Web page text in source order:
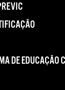
DE EDUCAÇÃO